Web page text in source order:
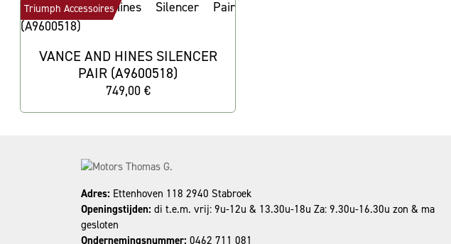
Triumph Accessoires
VANCE AND HINES SILENCER
PAIR (A9600518)
749,00 €
Adres: Ettenhoven 118 2940 Stabroek
Openingstijden: di t.e.m. vrij: 9u-12u & 13.30u-18u Za: 9.30u-16.30u zon & ma
gesloten
Ondernemingsnummer: 0462 711 081